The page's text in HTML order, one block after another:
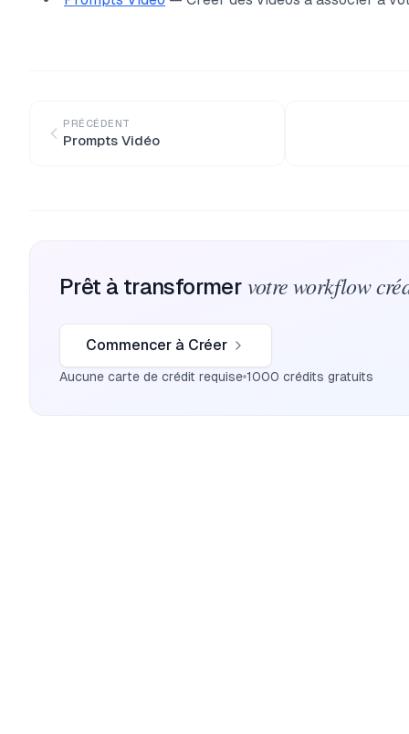
PRÉCÉDENT
Prompts Vidéo
Prêt à transformer votre workflow
Commencer à Créer
Aucune carte de crédit requise 1000 crédits gratuits